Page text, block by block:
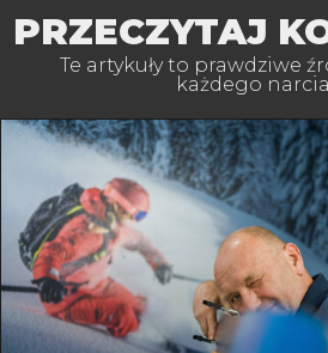
PRZECZYTAJ
Te artykuły to prawdziwe
każdego